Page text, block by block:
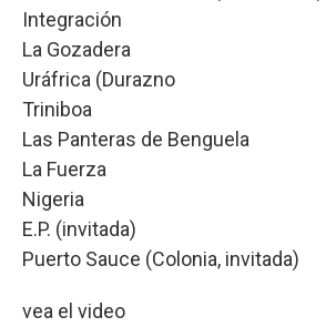
Integración
La Gozadera
Uráfrica (Durazno
Triniboa
Las Panteras de Benguela
La Fuerza
Nigeria
E.P. (invitada)
Puerto Sauce (Colonia, invitada)
vea el video